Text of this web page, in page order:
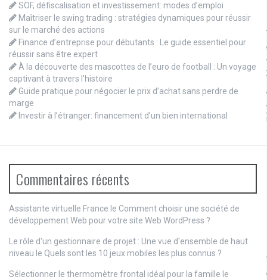
SOF, défiscalisation et investissement: modes d’emploi
Maîtriser le swing trading : stratégies dynamiques pour réussir
sur le marché des actions
Finance d’entreprise pour débutants : Le guide essentiel pour
réussir sans être expert
À la découverte des mascottes de l’euro de football : Un voyage
captivant à travers l’histoire
Guide pratique pour négocier le prix d’achat sans perdre de
marge
Investir à l’étranger: financement d’un bien international
Commentaires récents
Assistante virtuelle France le Comment choisir une société de
développement Web pour votre site Web WordPress ?
Le rôle d'un gestionnaire de projet : Une vue d'ensemble de haut
niveau le Quels sont les 10 jeux mobiles les plus connus ?
Sélectionner le thermomètre frontal idéal pour la famille le